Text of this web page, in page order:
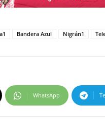
Bandera Azul Nigrán1
WhatsApp